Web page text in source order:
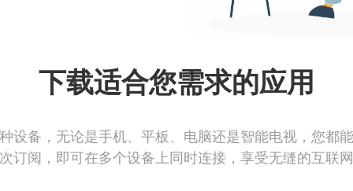
下载适合您需求的应用
设备，无论是手机、平板、电脑还是智能电视，您都
订阅，即可在多个设备上同时连接，享受无缝的互联